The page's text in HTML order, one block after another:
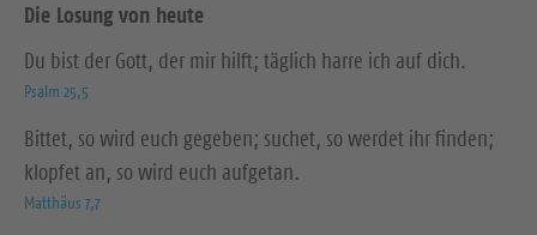
Die Losung von heute
Du bist der Gott, der mir hilft; täglich harre ich auf dich.
Psalm 25,5
Bittet, so wird euch gegeben; suchet, so werdet ihr finden;
klopfet an, so wird euch aufgetan.
Matthäus 7,7